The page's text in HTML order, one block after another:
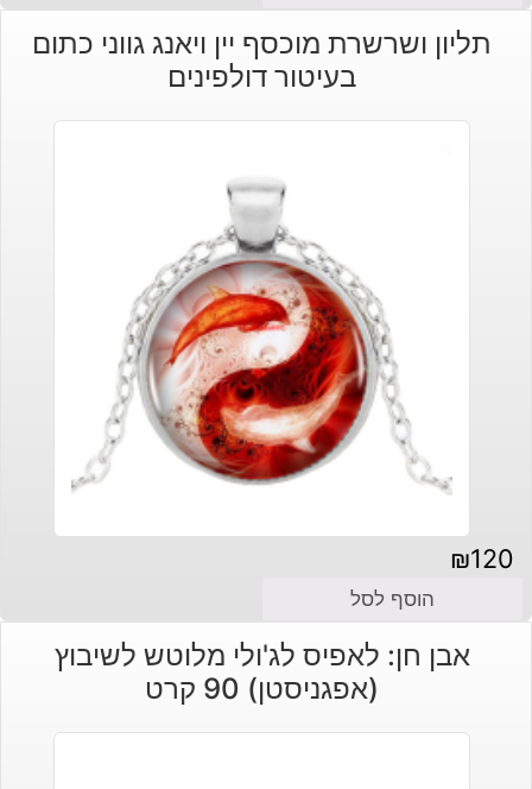
תליון ושרשרת מוכסף יין ויאנג גווני כתום
בעיטור דולפינים
₪120
הוסף לסל
אבן חן: לאפיס לג'ולי מלוטש לשיבוץ
(אפגניסטן) 90 קרט